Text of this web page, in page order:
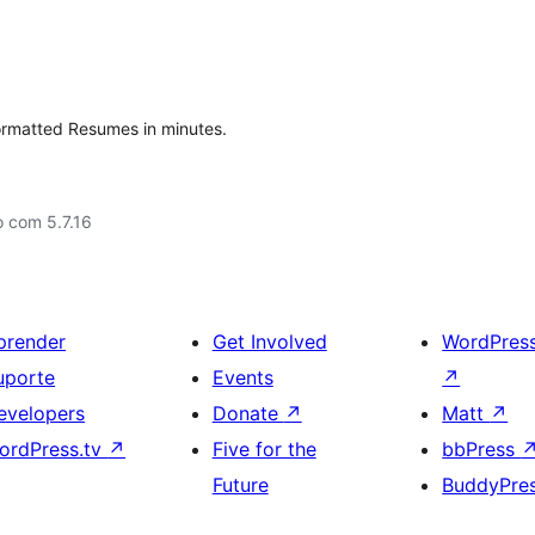
Resumes in minutes.
com 5.7.16
↗
Get Involved
Events
Donate ↗
Five for the
Future
↗
Matt ↗
bbPress